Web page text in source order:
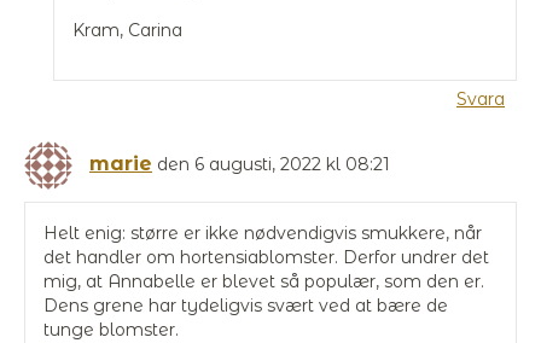
Kram, Carina
Svara
marie den 6 augusti, 2022 kl 08:21
Helt enig: større er ikke nødvendigvis smukkere, når
det handler om hortensiablomster. Derfor undrer det
mig, at Annabelle er blevet så populær, som den er.
Dens grene har tydeligvis svært ved at bære de
tunge blomster.